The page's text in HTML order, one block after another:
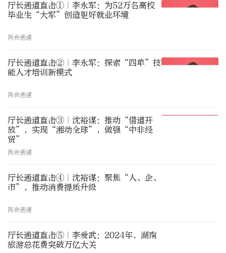
厅长通道直击①｜李永军：为52万名高校
毕业生“大军”创造更好就业环境
两会通道
厅长通道直击②｜李永军：探索“四单”技
能人才培训新模式
两会通道
厅长通道直击③｜沈裕谋：推动“借道开
放”，实现“湘动全球”，做强“中非经
贸”
两会通道
厅长通道直击④｜沈裕谋：聚焦“人、企、
市”，推动消费提质升级
两会通道
厅长通道直击⑤｜李爱武：2024年，湖南
旅游总花费突破万亿大关